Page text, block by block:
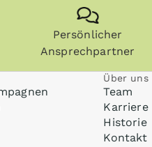
und
werden, zum Beispiel
Persönlicher
Ansprechpartner
Über uns
Team
Karriere
Historie
Kontakt